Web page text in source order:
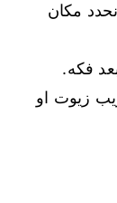
مكان
فكه.
زيوت او